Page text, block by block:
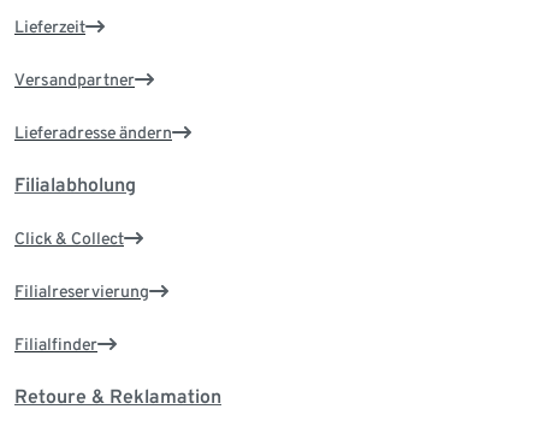
Lieferzeit
Versandpartner
Lieferadresse ändern
Filialabholung
Click & Collect
Filialreservierung
Filialfinder
Retoure & Reklamation